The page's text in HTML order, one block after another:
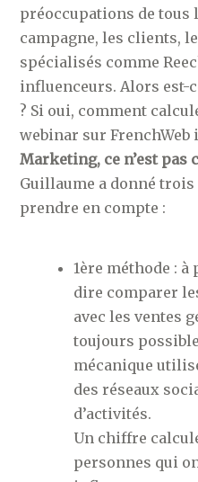
préoccupations de tous
campagne, les clients,
spécialisés comme
influenceurs. Alors est-
? Si oui, comment
webinar sur FrenchWeb
Marketing, ce n’est pas
Guillaume a donné
prendre en compte :
1ère méthode : à
dire comparer
avec les ventes
toujours
mécanique
des réseaux
d’activités.
Un chiffre
personnes qui